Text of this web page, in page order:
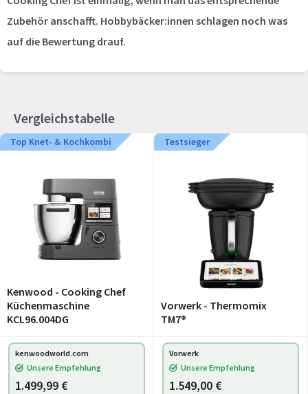
Zubehör anschafft. Hobbybäcker:innen schlagen noch was
auf die Bewertung drauf.
Vergleichstabelle
Top Knet- & Kochkombi
Kenwood - Cooking Chef
Küchenmaschine
KCL96.004DG
Testsieger
Vorwerk - Thermomix
TM7®
kenwoodworld.com
Unsere Empfehlung
1.499,99 €
Vorwerk
Unsere Empfehlung
1.549,00 €